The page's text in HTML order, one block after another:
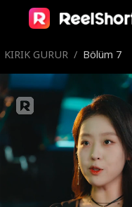
KIRIK GURUR / Bölüm 7